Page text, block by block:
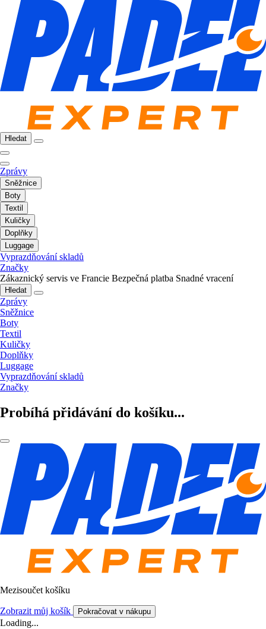
Hledat
Zprávy
Sněžnice
Boty
Textil
Kuličky
Doplňky
Luggage
Vyprazdňování skladů
Značky
Zákaznický servis ve Francie Bezpečná platba Snadné vracení
Hledat
Zprávy
Sněžnice
Boty
Textil
Kuličky
Doplňky
Luggage
Vyprazdňování skladů
Značky
Probíhá přidávání do košíku...
Mezisoučet košíku
Zobrazit můj košík Pokračovat v nákupu
Loading...